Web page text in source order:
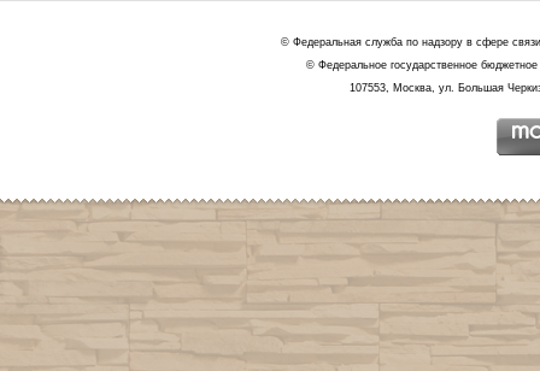
© Федеральная служба по надзору в сфере
© Федеральное государственное
107553, Москва, ул. Большая